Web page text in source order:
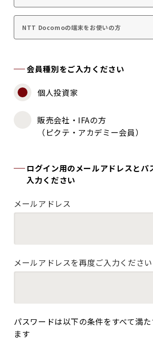
NTT Docomoの端末をお使いの方
会員種別をご入力ください
個人投資家
販売会社・IFAの方
（ピクテ・アカデミー会員）
ログイン用のメールアドレスとパ
入力ください
メールアドレス
メールアドレスを再度ご入力ください
パスワードは以下の条件をすべて満
ます